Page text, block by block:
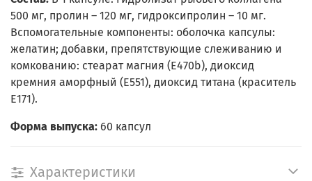
500 мг, пролин – 120 мг, гидроксипролин – 10 мг.
Вспомогательные компоненты: оболочка капсулы:
желатин; добавки, препятствующие слеживанию и
комкованию: стеарат магния (E470b), диоксид
кремния аморфный (E551), диоксид титана (краситель
E171).
Форма выпуска: 60 капсул
Характеристики